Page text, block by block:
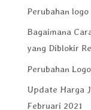
Perubahan
Bagaimana
yang Diblokir
Perubahan
Update Harga
Februari 2021